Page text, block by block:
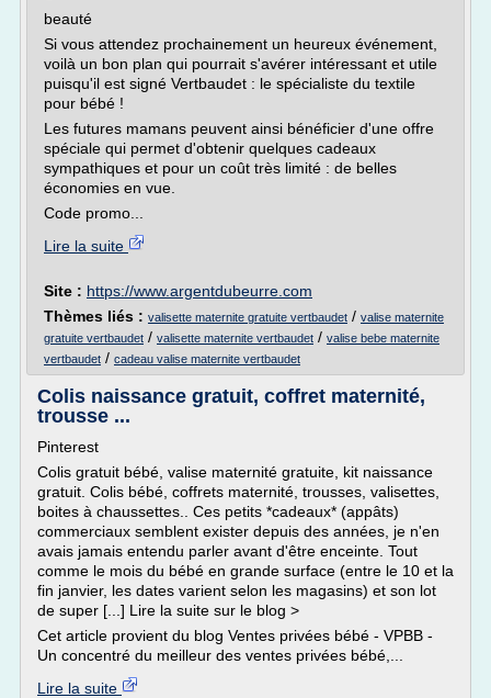
beauté
Si vous attendez prochainement un heureux événement,
voilà un bon plan qui pourrait s'avérer intéressant et utile
puisqu'il est signé Vertbaudet : le spécialiste du textile
pour bébé !
Les futures mamans peuvent ainsi bénéficier d'une offre
spéciale qui permet d'obtenir quelques cadeaux
sympathiques et pour un coût très limité : de belles
économies en vue.
Code promo...
Lire la suite
Site : https://www.argentdubeurre.com
Thèmes liés : valisette maternite gratuite vertbaudet / valise maternite
gratuite vertbaudet / valisette maternite vertbaudet / valise bebe maternite
vertbaudet / cadeau valise maternite vertbaudet
Colis naissance gratuit, coffret maternité,
trousse ...
Pinterest
Colis gratuit bébé, valise maternité gratuite, kit naissance
gratuit. Colis bébé, coffrets maternité, trousses, valisettes,
boites à chaussettes.. Ces petits *cadeaux* (appâts)
commerciaux semblent exister depuis des années, je n'en
avais jamais entendu parler avant d'être enceinte. Tout
comme le mois du bébé en grande surface (entre le 10 et la
fin janvier, les dates varient selon les magasins) et son lot
de super [...] Lire la suite sur le blog >
Cet article provient du blog Ventes privées bébé - VPBB -
Un concentré du meilleur des ventes privées bébé,...
Lire la suite